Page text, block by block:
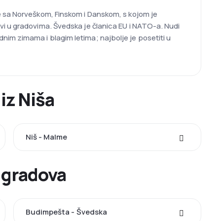
Norveškom, Finskom i Danskom, s kojom je
gradovima. Švedska je članica EU i NATO-a. Nudi
zimama i blagim letima; najbolje je posetiti u
Niša
Niš - Malme
Budimpešta - Švedska